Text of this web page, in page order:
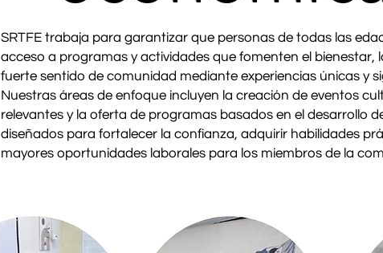
SRTFE trabaja para garantizar que personas de todas las
acceso a programas y actividades que fomenten el bienestar,
fuerte sentido de comunidad mediante experiencias únicas y
Nuestras áreas de enfoque incluyen la creación de eventos
relevantes y la oferta de programas basados ​​en el desarrollo
diseñados para fortalecer la confianza, adquirir habilidades
mayores oportunidades laborales para los miembros de la